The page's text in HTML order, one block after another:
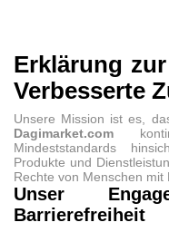
Erklärung
Verbesserte
Unsere Mission ist es,
Dagimarket.com
Mindeststandards
Produkte und
Rechte von Menschen mit
Unser
Barrierefreiheit